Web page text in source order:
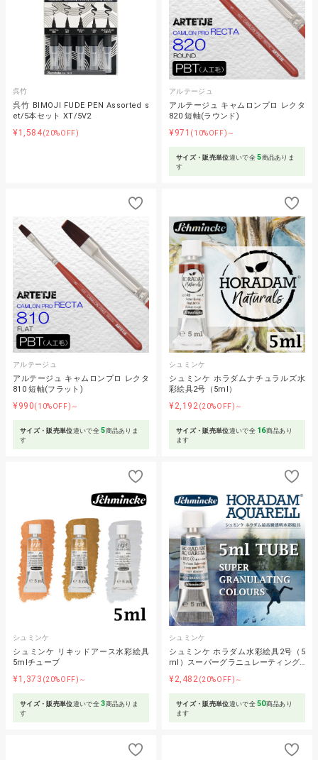
呉竹
呉竹 BIMOJI FUDE PEN Assorted s
et/5本セット XT/5V2
¥1,584(20%OFF)
アルテージュ
アルテージュ キャムロンプロ レクタ
820 短軸(ラウンド)
¥971 (10%OFF)～
サイズ・販売単位違いで全5商品ありま
す
アルテージュ
アルテージュ キャムロンプロ レクタ
810 短軸(フラット)
¥990(10%OFF)～
サイズ・販売単位違いで全5商品ありま
す
シュミンケ
シュミンケ ホラダムナチュラルズ水
彩絵具2号（5ml）
¥2,192 (20%OFF)～
サイズ・販売単位違いで全 16商品あり
ます
シュミンケ
シュミンケ リキッドアース水彩絵具
5mlチューブ
¥1,373 (20%OFF)～
サイズ・販売単位違いで全3商品ありま
す
シュミンケ
シュミンケ ホラダム水彩絵具2号（5
ml）スーパーグラニュレーティング…
¥2,482 (20%OFF)～
サイズ・販売単位違いで全50商品あり
ます